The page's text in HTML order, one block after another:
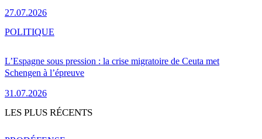
27.07.2026
L’Espagne sous pression : la crise migratoire de Ceuta met
Schengen à l’épreuve
31.07.2026
POLITIQUE
LES PLUS RÉCENTS